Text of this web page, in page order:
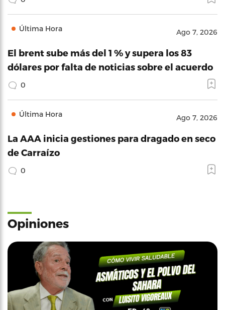
Última Hora Ago 7, 2026
El brent sube más del 1 % y supera los 83
dólares por falta de noticias sobre el acuerdo
0
Última Hora Ago 7, 2026
La AAA inicia gestiones para dragado en seco
de Carraízo
0
Opiniones